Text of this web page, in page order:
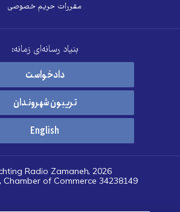
مقررات حریم خصوصی
بنیاد رسانه‌ای زمانه:
دادخواست
تریبون شهروندان
English
Radio Zamaneh, 2026
Chamber of Commerce 34238149